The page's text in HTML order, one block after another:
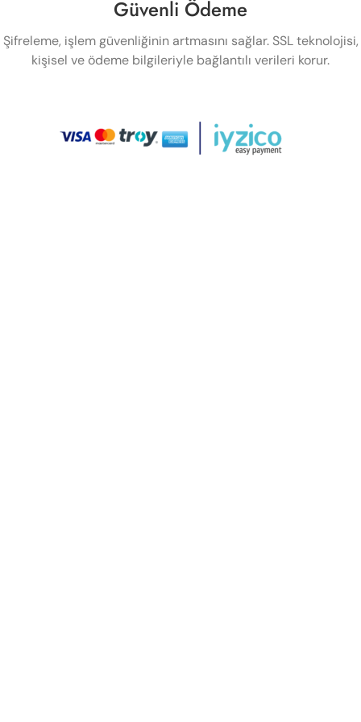
Güvenli Ödeme
Şifreleme, işlem güvenliğinin artmasını sağlar. SSL teknolojisi,
kişisel ve ödeme bilgileriyle bağlantılı verileri korur.